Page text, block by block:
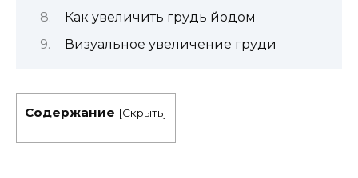
Как увеличить грудь йодом
Визуальное увеличение груди
Содержание [Скрыть]